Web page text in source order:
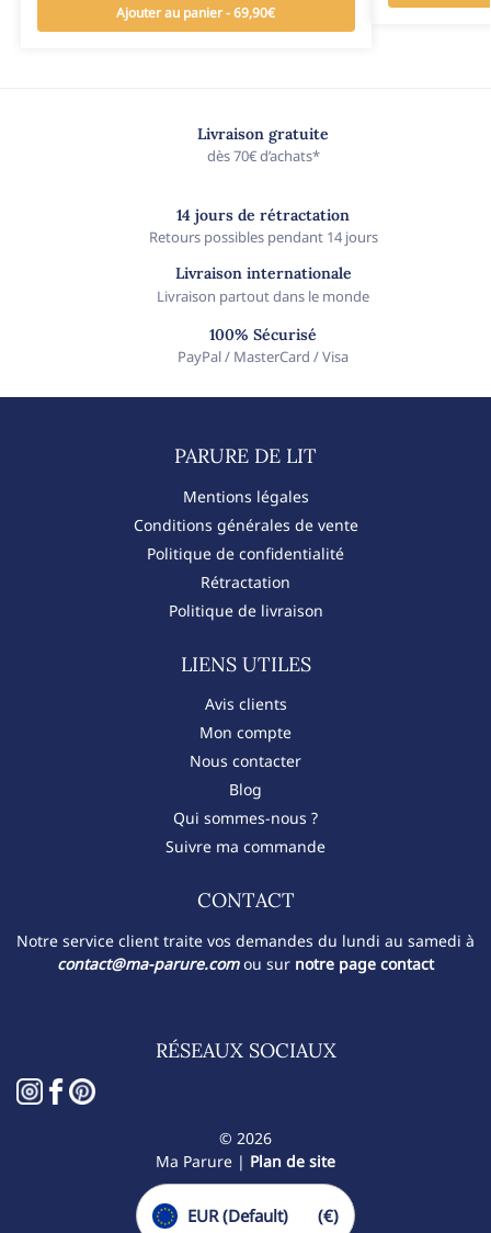
Ajouter au panier - 69,90€
Livraison gratuite
dès 70€ d’achats*
14 jours de rétractation
Retours possibles pendant 14 jours
Livraison internationale
Livraison partout dans le monde
100% Sécurisé
PayPal / MasterCard / Visa
PARURE DE LIT​
Mentions légales
Conditions générales de vente
Politique de confidentialité
Rétractation
Politique de livraison
LIENS UTILES
Avis clients
Mon compte
Nous contacter
Blog
Qui sommes-nous ?
Suivre ma commande
CONTACT​
Notre service client traite vos demandes du lundi au samedi à
contact@ma-parure.comou sur notre page contact
RÉSEAUX SOCIAUX
© 2026
Ma Parure | Plan de site
(€)
EUR (Default)